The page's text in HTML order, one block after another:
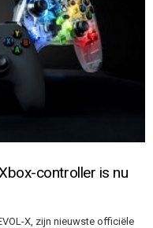
controller is nu
X, zijn nieuwste officiële